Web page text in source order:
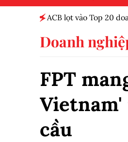
ACB lọt vào Top 20
Doanh
FPT
Vietnam'
cầu